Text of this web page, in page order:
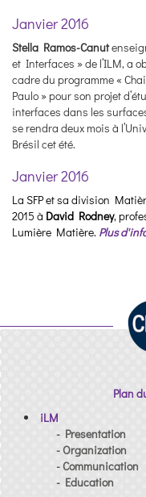
Janvier 2016
Stella Ramos-Canut
et Interfaces » de l’ILM, a
cadre du programme «
Paulo » pour son projet
interfaces dans les
se rendra deux mois à
Brésil cet été.
Janvier 2016
La SFP et sa division
2015 à David Rodney,
Lumière Matière. Plus
Plan
iLM
- Presentation
- Organization
- Communication
- Education